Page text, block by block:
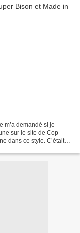
m’a demandé si je
sur le site de Cop
dans ce style. C’était